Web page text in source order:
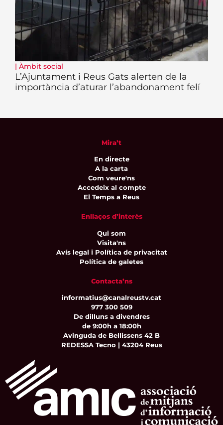
| Àmbit social
L’Ajuntament i Reus Gats alerten de la
importància d’aturar l’abandonament felí
Mira’t
En directe
A la carta
Com veure'ns
Accedeix al compte
El Temps a Reus
Enllaços d’interès
Qui som
Visita'ns
Avís legal i Política de privacitat
Política de galetes
Contacta’ns
informatius@canalreustv.cat
977 300 509
De dilluns a divendres
de 9:00h a 18:00h
Avinguda de Bellissens 42 B
REDESSA Tecno | 43204 Reus